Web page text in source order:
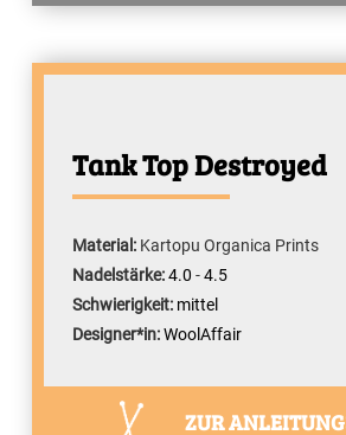
Tank Top Destroyed
Material: Kartopu Organica Prints
Nadelstärke:4.0 -4.5
Schwierigkeit: mittel
Designer*in:WoolAffair
ZUR ANLEITUNG